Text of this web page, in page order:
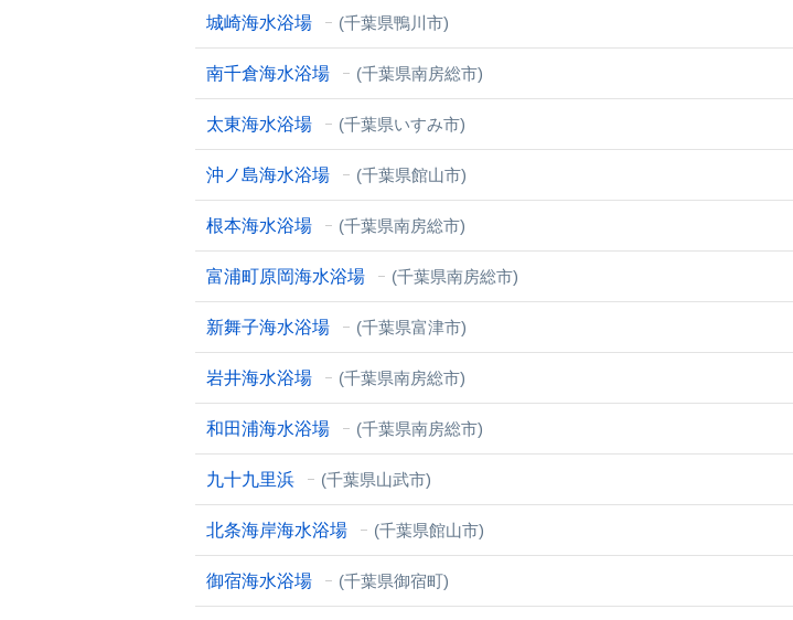
城崎海水浴場 (千葉県鴨川市)
南千倉海水浴場 (千葉県南房総市)
太東海水浴場 (千葉県いすみ市)
沖ノ島海水浴場 (千葉県館山市)
根本海水浴場 (千葉県南房総市)
富浦町原岡海水浴場 (千葉県南房総市)
新舞子海水浴場 (千葉県富津市)
岩井海水浴場 (千葉県南房総市)
和田浦海水浴場 (千葉県南房総市)
九十九里浜 (千葉県山武市)
北条海岸海水浴場 (千葉県館山市)
御宿海水浴場 (千葉県御宿町)